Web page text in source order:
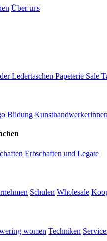
Über uns
Ledertaschen Papeterie Sale
Bildung Kunsthandwerkerinnen
Erbschaften und Legate
Schulen Wholesale
women Techniken